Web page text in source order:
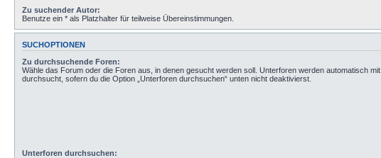
Zu suchender Autor:
Benutze ein * als Platzhalter für teilweise Übereinstimmungen.
SUCHOPTIONEN
Zu durchsuchende Foren:
Wähle das Forum oder die Foren aus, in denen gesucht werden soll. Unterforen werden automatisch mit
durchsucht, sofern du die Option „Unterforen durchsuchen“ unten nicht deaktivierst.
Unterforen durchsuchen: